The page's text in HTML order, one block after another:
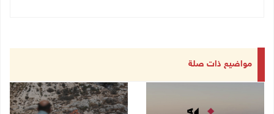
مواضيع ذات صلة